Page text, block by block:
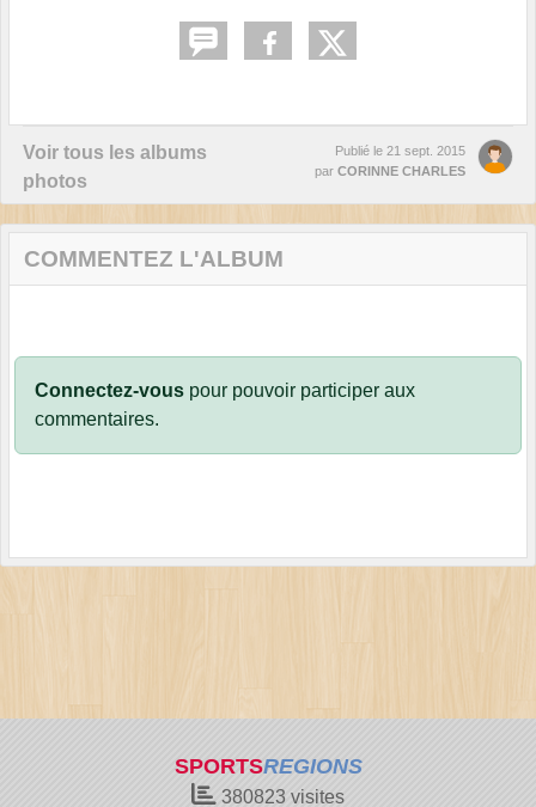
Voir tous les albums
photos
Publié le 21 sept. 2015
par CORINNE CHARLES
COMMENTEZ L'ALBUM
Connectez-vous pour pouvoir participer aux
commentaires.
SPORTSREGIONS
380823 visites